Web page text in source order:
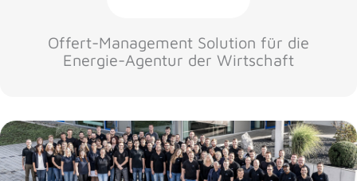
Offert-Management Solution für die
Energie-Agentur der Wirtschaft